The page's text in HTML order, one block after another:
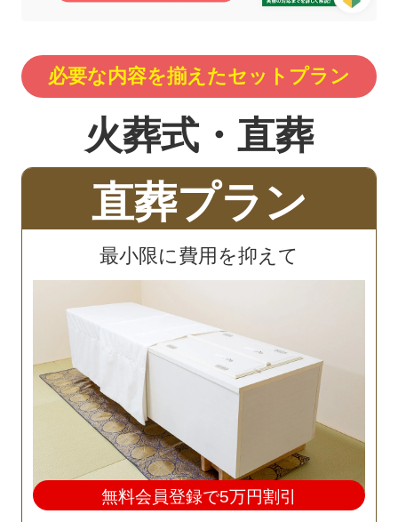
必要な内容を揃えたセットプラン
火葬式・直葬
直葬プラン
最小限に費用を抑えて
無料会員登録で5万円割引